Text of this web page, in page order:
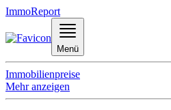
ImmoReport
Menü
Immobilienpreise
Mehr anzeigen